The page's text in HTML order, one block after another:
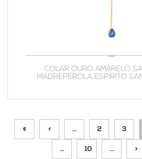
COLAR OURO AMARELO
MADREPÉROLA ESPÍRITO
« < ... 2 3
... 10 ... >